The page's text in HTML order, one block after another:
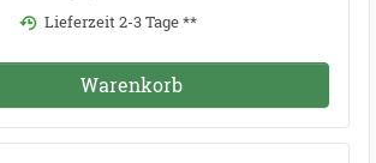
Lieferzeit 2-3 Tage **
Warenkorb